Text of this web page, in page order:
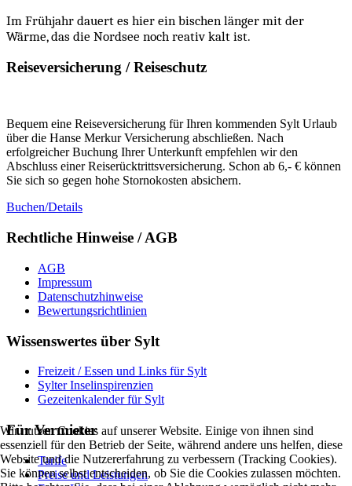
Im Frühjahr dauert es hier ein bischen länger mit der
Wärme, das die Nordsee noch reativ kalt ist.
Reiseversicherung / Reiseschutz
Bequem eine Reiseversicherung für Ihren kommenden Sylt Urlaub
über die Hanse Merkur Versicherung abschließen. Nach
erfolgreicher Buchung Ihrer Unterkunft empfehlen wir den
Abschluss einer Reiserücktrittsversicherung. Schon ab 6,- € können
Sie sich so gegen hohe Stornokosten absichern.
Buchen/Details
Rechtliche Hinweise / AGB
AGB
Impressum
Datenschutzhinweise
Bewertungsrichtlinien
Wissenswertes über Sylt
Freizeit / Essen und Links für Sylt
Sylter Inselinspirenzien
Gezeitenkalender für Sylt
Für Vermieter
Tarife
Preise und Leistungen
Wir nutzen Cookies auf unserer Website. Einige von ihnen sind
essenziell für den Betrieb der Seite, während andere uns helfen, diese
Website und die Nutzererfahrung zu verbessern (Tracking Cookies).
Sie können selbst entscheiden, ob Sie die Cookies zulassen möchten.